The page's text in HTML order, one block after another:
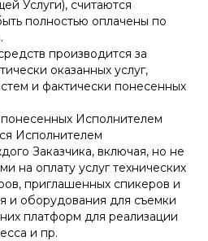
Услуги), считаются
полностью оплачены по
производится за
оказанных услуг,
и фактически понесенных
Исполнителем
Исполнителем
Заказчика, включая, но не
на оплату услуг технических
приглашенных спикеров и
и оборудования для съемки
платформ для реализации
и пр.